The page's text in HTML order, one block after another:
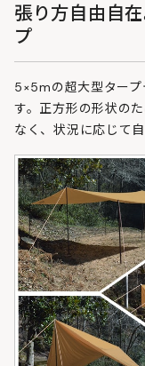
張り方自由自
プ
5×5mの超大型ター
す。正方形の形状の
なく、状況に応じて